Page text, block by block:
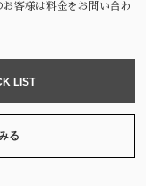
客様は料金をお問い合わ
LIST
る